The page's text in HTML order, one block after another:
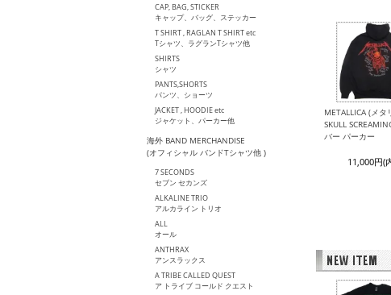
CAP, BAG, STICKER
キャップ、バッグ、ステッカー
T SHIRT , RAGLAN T SHIRT etc
Tシャツ、ラグランTシャツ他
SHIRTS
シャツ
PANTS,SHORTS
パンツ、ショーツ
JACKET , HOODIE etc
ジャケット、パーカー他
海外 BAND MERCHANDISE
(オフィシャル バンドTシャツ他 )
7 SECONDS
セブン セカンズ
ALKALINE TRIO
アルカライン トリオ
ALL
オール
ANTHRAX
アンスラックス
A TRIBE CALLED QUEST
ア トライブ コールド クエスト
METALLICA (メタ
SKULL
バー パーカー
11,000円(